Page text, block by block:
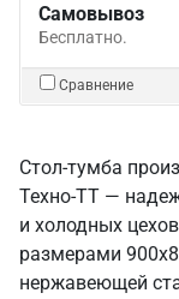
Самовывоз
Бесплатно.
Сравнение
Стол-тумба
Техно-ТТ —
и холодных
размерами
нержавеющей